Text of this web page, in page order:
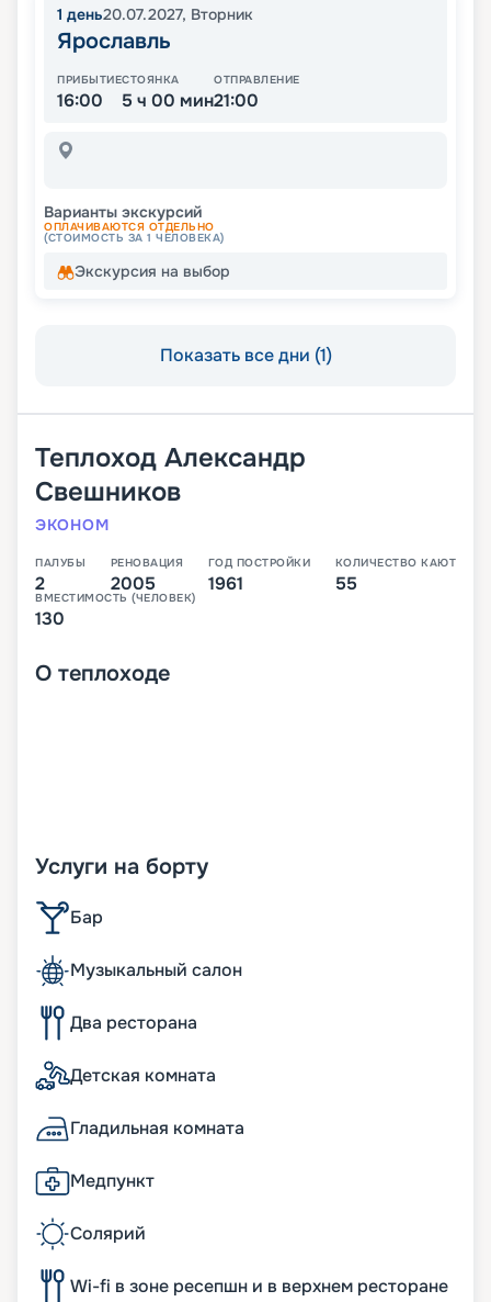
1 день20.07.2027, Вторник
Ярославль
ПРИБЫТИЕ
16:00
СТОЯНКА
5 ч 00 мин
ОТПРАВЛЕНИЕ
21:00
Варианты экскурсий
ОПЛАЧИВАЮТСЯ ОТДЕЛЬНО
(СТОИМОСТЬ ЗА 1 ЧЕЛОВЕКА)
Экскурсия на выбор
Показать все дни (1)
Теплоход Александр
Свешников
ЭКОНОМ
ПАЛУБЫ
2
РЕНОВАЦИЯ
2005
ГОД ПОСТРОЙКИ
1961
КОЛИЧЕСТВО КАЮТ
55
ВМЕСТИМОСТЬ (ЧЕЛОВЕК)
130
О теплоходе
Услуги на борту
Бар
Музыкальный салон
Два ресторана
Детская комната
Гладильная комната
Медпункт
Солярий
Wi-fi в зоне ресепшн и в верхнем ресторане